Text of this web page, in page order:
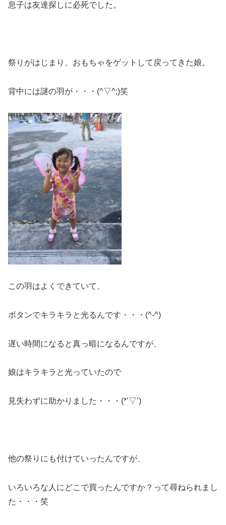
息子は友達探しに必死でした。
祭りがはじまり、おもちゃをゲットして戻ってきた娘。
背中には謎の羽が・・・(^▽^;)笑
この羽はよくできていて、
ボタンでキラキラと光るんです・・・(^-^)
遅い時間になると真っ暗になるんですが、
娘はキラキラと光っていたので
見失わずに助かりました・・・(*’▽’)
他の祭りにも付けていったんですが、
いろいろな人にどこで買ったんですか？って尋ねられまし
た・・・笑